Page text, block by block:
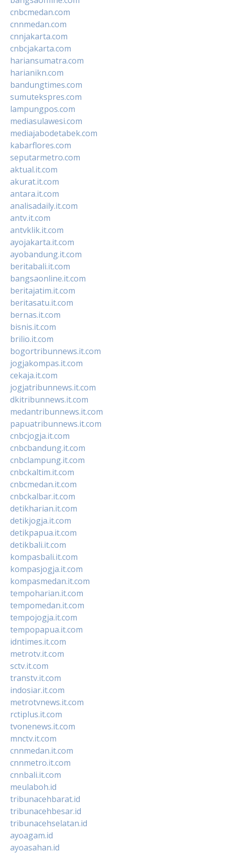
cnbcmedan.com
cnnmedan.com
cnnjakarta.com
cnbcjakarta.com
hariansumatra.com
harianikn.com
bandungtimes.com
sumutekspres.com
lampungpos.com
mediasulawesi.com
mediajabodetabek.com
kabarflores.com
seputarmetro.com
aktual.it.com
akurat.it.com
antara.it.com
analisadaily.it.com
antv.it.com
antvklik.it.com
ayojakarta.it.com
ayobandung.it.com
beritabali.it.com
bangsaonline.it.com
beritajatim.it.com
beritasatu.it.com
bernas.it.com
bisnis.it.com
brilio.it.com
bogortribunnews.it.com
jogjakompas.it.com
cekaja.it.com
jogjatribunnews.it.com
dkitribunnews.it.com
medantribunnews.it.com
papuatribunnews.it.com
cnbcjogja.it.com
cnbcbandung.it.com
cnbclampung.it.com
cnbckaltim.it.com
cnbcmedan.it.com
cnbckalbar.it.com
detikharian.it.com
detikjogja.it.com
detikpapua.it.com
detikbali.it.com
kompasbali.it.com
kompasjogja.it.com
kompasmedan.it.com
tempoharian.it.com
tempomedan.it.com
tempojogja.it.com
tempopapua.it.com
idntimes.it.com
metrotv.it.com
sctv.it.com
transtv.it.com
indosiar.it.com
metrotvnews.it.com
rctiplus.it.com
tvonenews.it.com
mnctv.it.com
cnnmedan.it.com
cnnmetro.it.com
cnnbali.it.com
meulaboh.id
tribunacehbarat.id
tribunacehbesar.id
tribunacehselatan.id
ayoagam.id
ayoasahan.id